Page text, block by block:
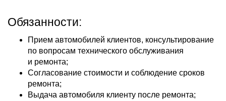
Обязанности:
Прием автомобилей клиентов, консультирование
по вопросам технического обслуживания
и ремонта;
Согласование стоимости и соблюдение сроков
ремонта;
Выдача автомобиля клиенту после ремонта;